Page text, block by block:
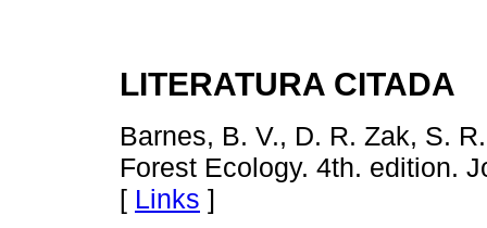
LITERATURA CITADA
Barnes, B. V., D. R. Zak, S.
Forest Ecology. 4th. edition.
[ Links ]